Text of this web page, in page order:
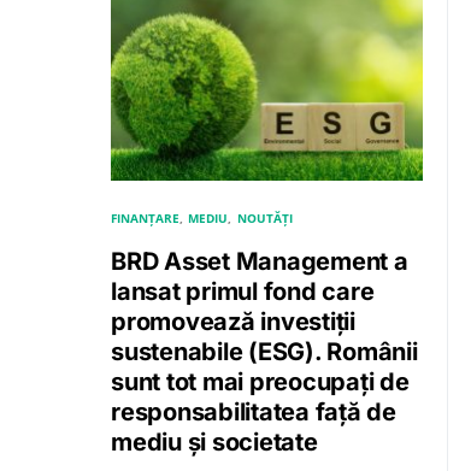
FINANȚARE MEDIU NOUTĂȚI
BRD Asset Management a
lansat primul fond care
promovează investiții
sustenabile (ESG). Românii
sunt tot mai preocupați de
responsabilitatea față de
mediu și societate